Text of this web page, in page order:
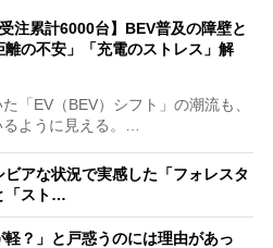
受注累計6000台】BEV普及の障壁と
離の不安」「充電のストレス」解
「EV（BEV）シフト」の潮流も、
ように見える。…
ビアな状況で実感した「フォレスタ
「スト…
？」と戸惑うのには理由があっ